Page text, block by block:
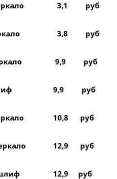
зеркало 3,1 руб
зеркало 3,8 руб
зеркало 9,9 руб
шлиф 9,9 руб
10,8 руб
12,9 руб
шлиф 12,9 руб